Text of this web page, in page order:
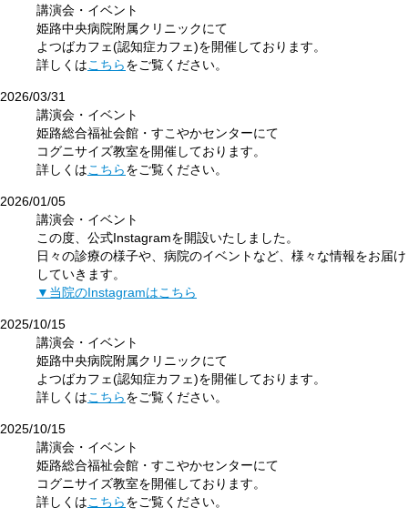
講演会・イベント
姫路中央病院附属クリニックにて
よつばカフェ(認知症カフェ)を開催しております。
詳しくはこちらをご覧ください。
2026/03/31
講演会・イベント
姫路総合福祉会館・すこやかセンターにて
コグニサイズ教室を開催しております。
詳しくはこちらをご覧ください。
2026/01/05
講演会・イベント
この度、公式Instagramを開設いたしました。
日々の診療の様子や、病院のイベントなど、様々な情報をお届け
していきます。
▼当院のInstagramはこちら
2025/10/15
講演会・イベント
姫路中央病院附属クリニックにて
よつばカフェ(認知症カフェ)を開催しております。
詳しくはこちらをご覧ください。
2025/10/15
講演会・イベント
姫路総合福祉会館・すこやかセンターにて
コグニサイズ教室を開催しております。
詳しくはこちらをご覧ください。